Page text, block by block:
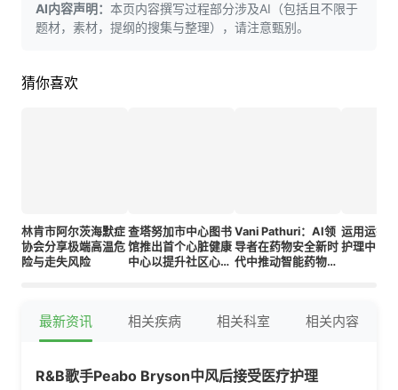
AI内容声明： 本页内容撰写过程部分涉及AI（包括且不限于
题材，素材，提纲的搜集与整理），请注意甄别。
猜你喜欢
林肯市阿尔茨海默症
协会分享极端高温危
险与走失风险
查塔努加市中心图书
馆推出首个心脏健康
中心以提升社区心血
Vani Pathuri：AI领
导者在药物安全新时
代中推动智能药物警
运用运筹
护理中的
最新资讯 相关疾病 相关科室 相关内容
R&B歌手Peabo Bryson中风后接受医疗护理